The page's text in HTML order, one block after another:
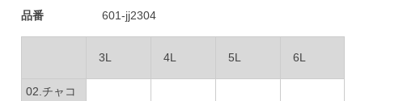
品番 601-jj2304
3L 4L 5L 6L
02.チャコ